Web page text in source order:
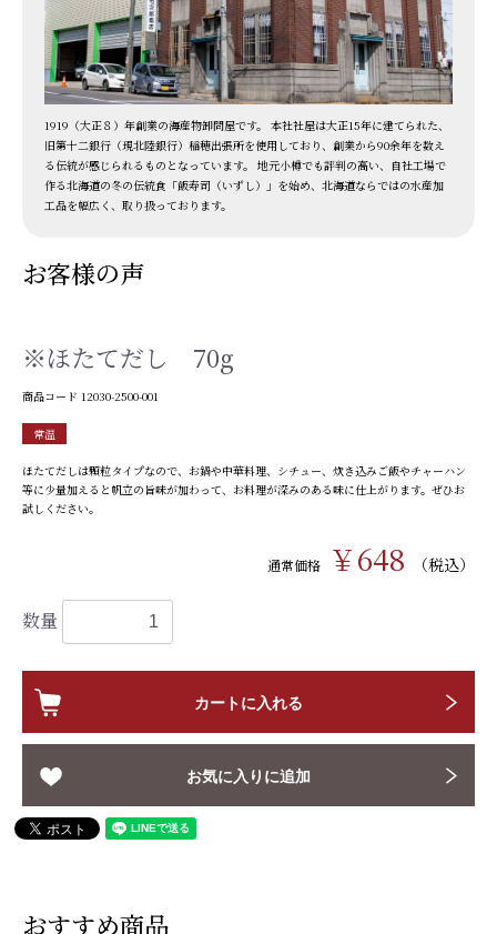
1919（大正８）年創業の海産物卸問屋です。 本社社屋は大正15年に建てられた、
旧第十二銀行（現北陸銀行）稲穂出張所を使用しており、創業から90余年を数え
る伝統が感じられるものとなっています。 地元小樽でも評判の高い、自社工場で
作る北海道の冬の伝統食「飯寿司（いずし）」を始め、北海道ならではの水産加
工品を幅広く、取り扱っております。
お客様の声
※ほたてだし 70g
商品コード 12030-2500-001
常温
ほたてだしは顆粒タイプなので、お鍋や中華料理、シチュー、炊き込みご飯やチャーハン
等に少量加えると帆立の旨味が加わって、お料理が深みのある味に仕上がります。ぜひお
試しください。
通常価格 ￥648 （税込）
数量
カートに入れる
お気に入りに追加
おすすめ商品